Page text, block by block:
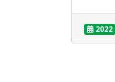
2022